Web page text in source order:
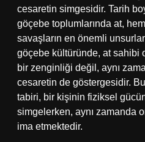
cesaretin simgesidir. Tarih
göçebe toplumlarında at,
savaşların en önemli
göçebe kültüründe, at sahibi
bir zenginliği değil, aynı
cesaretin de göstergesidir.
tabiri, bir kişinin fiziksel
simgelerken, aynı zamanda
ima etmektedir.